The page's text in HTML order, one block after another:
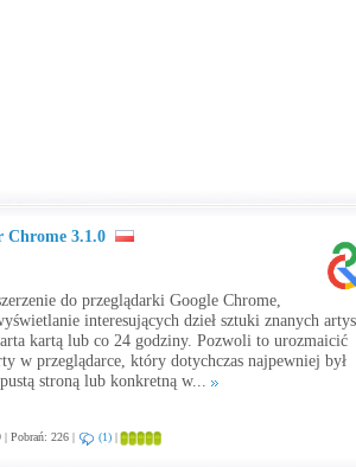
Chrome 3.1.0
do przeglądarki Google Chrome,
interesujących dzieł sztuki znanych
kartą lub co 24 godziny. Pozwoli to urozmaicić
w przeglądarce, który dotychczas najpewniej był
stroną lub konkretną w...
| Pobrań: 226 | (1) |